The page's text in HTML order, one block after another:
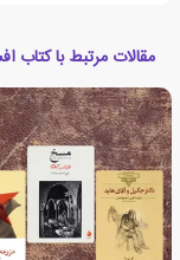
مقالات مرتبط با کتاب